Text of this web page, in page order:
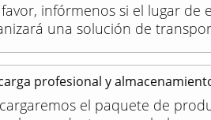
infórmenos si el lugar de
una solución de
profesional y
el paquete de